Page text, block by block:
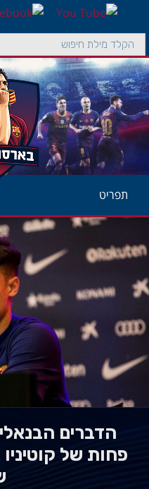
תפריט
הדברים
פחות של